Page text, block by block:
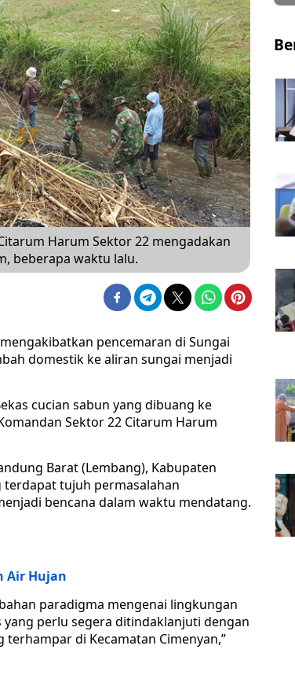
Harum Sektor 22 mengadakan
beberapa waktu lalu.
pencemaran di Sungai
domestik ke aliran sungai menjadi
cucian sabun yang dibuang ke
Sektor 22 Citarum Harum
Barat (Lembang), Kabupaten
terdapat tujuh permasalahan
bencana dalam waktu mendatang.
Air Hujan
paradigma mengenai lingkungan
perlu segera ditindaklanjuti dengan
di Kecamatan Cimenyan,”